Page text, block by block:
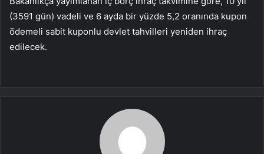
(3591 gün) vadeli ve 6 ayda bir yüzde 5,2 oranında kupon
ödemeli sabit kuponlu devlet tahvilleri yeniden ihraç
edilecek.